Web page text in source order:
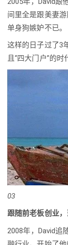
间里全是跟美妻
单身狗嫉妒不已。
这样的日子过了3
且“四大门户”的时
03
跟随前老板创业
2008年，David追